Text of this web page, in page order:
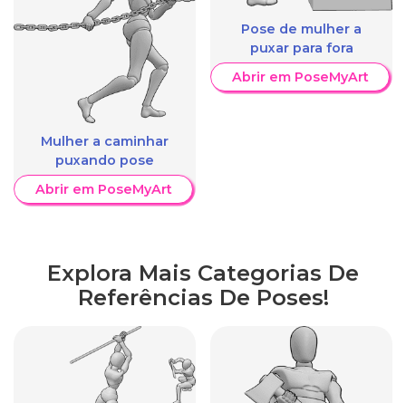
Mulher a caminhar
puxando pose
Abrir em PoseMyArt
Pose de mulher a
puxar para fora
Abrir em PoseMyArt
Explora Mais Categorias De
Referências De Poses!